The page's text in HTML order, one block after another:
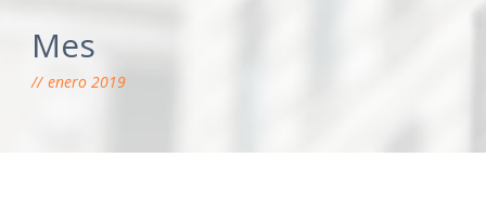
Mes
enero 2019